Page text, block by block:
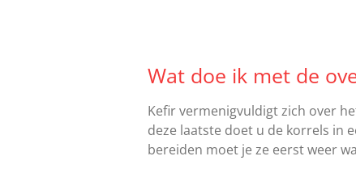
Wat doe ik met de
Kefir vermenigvuldigt zich over
deze laatste doet u de korrels in
bereiden moet je ze eerst weer